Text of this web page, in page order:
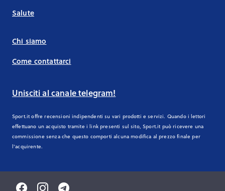
Salute
Chi siamo
Come contattarci
Unisciti al canale telegram!
Sport.it offre recensioni indipendenti su vari prodotti e servizi. Quando i lettori
effettuano un acquisto tramite i link presenti sul sito, Sport.it può ricevere una
commissione senza che questo comporti alcuna modifica al prezzo finale per
l'acquirente.